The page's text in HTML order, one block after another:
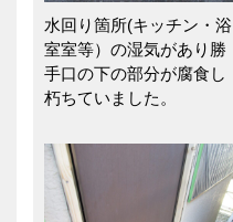
水回り箇所(キッチン・浴
室室等）の湿気があり勝
手口の下の部分が腐食し
朽ちていました。